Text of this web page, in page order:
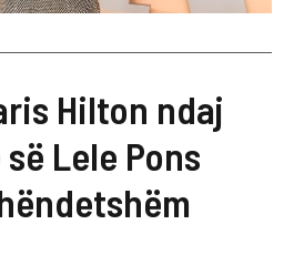
Hilton ndaj
Lele Pons